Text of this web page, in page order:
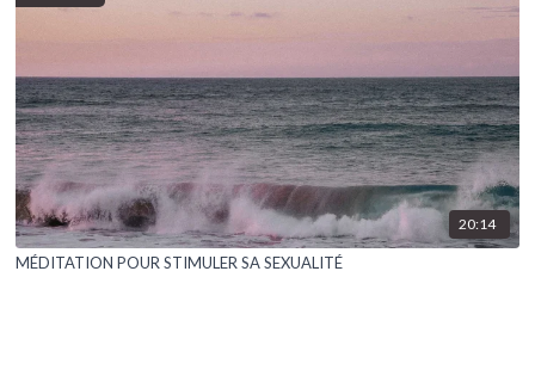
20:14
MÉDITATION POUR STIMULER SA SEXUALITÉ